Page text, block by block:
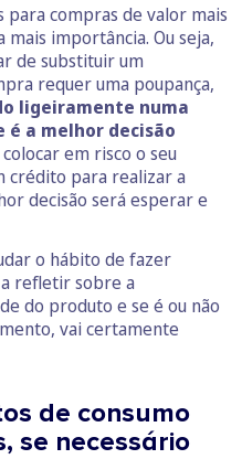
para compras de valor mais
importância. Ou seja,
de substituir um
requer uma poupança,
ligeiramente numa
é a melhor decisão
em risco o seu
crédito para realizar a
decisão será esperar e
o hábito de fazer
refletir sobre a
do produto e se é ou não
vai certamente
de consumo
se necessário